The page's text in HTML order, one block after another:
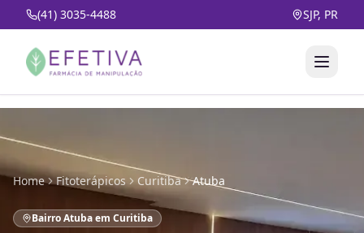
(41) 3035-4488 SJP, PR
Home Fitoterápicos Curitiba Atuba
Bairro Atuba em Curitiba